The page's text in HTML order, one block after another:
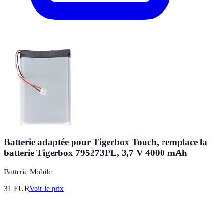
Batterie adaptée pour Tigerbox Touch, remplace la
batterie Tigerbox 795273PL, 3,7 V 4000 mAh
Batterie Mobile
31 EURVoir le prix